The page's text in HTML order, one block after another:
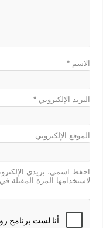
الاسم*
البريد الإلكتروني*
الموقع الإلكتروني
احفظ اسمي، بريدي
لاستخدامها المرة المقبلة